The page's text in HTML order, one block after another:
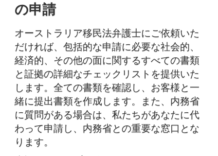
の申請
オーストラリア移民法弁護士にご依頼いた
だければ、包括的な申請に必要な社会的、
経済的、その他の面に関するすべての書類
と証拠の詳細なチェックリストを提供いた
します。全ての書類を確認し、お客様と一
緒に提出書類を作成します。また、内務省
に質問がある場合は、私たちがあなたに代
わって申請し、内務省との重要な窓口とな
ります。